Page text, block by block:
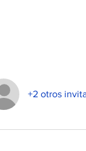
+2 otros